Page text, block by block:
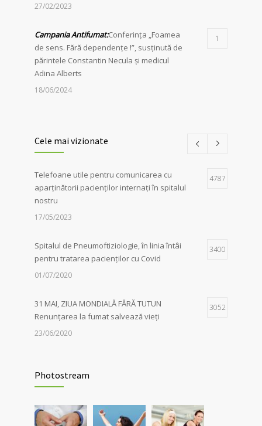
27/02/2023
Campania Antifumat:Conferința „Foamea
de sens. Fără dependențe !”, susținută de
părintele Constantin Necula și medicul
Adina Alberts
1
18/06/2024
Iluminarea în roșu a unor clădiri
emblematice din Sibiu a marcat, în mod
simbolic, solidaritatea autorităților locale în
lupta împotriva tuberculozei, de Ziua
1
06/04/2026
Cele mai vizionate
Telefoane utile pentru comunicarea cu
aparținătorii pacienților internați în spitalul
nostru
4787
17/05/2023
Spitalul de Pneumoftiziologie, în linia întâi
pentru tratarea pacienților cu Covid
3400
01/07/2020
31 MAI, ZIUA MONDIALĂ FĂRĂ TUTUN
Renunțarea la fumat salvează vieți
3052
23/06/2020
doar în primele 5 zile de la pozitivare
Investigații respiratorii complexe pentru
Photostream